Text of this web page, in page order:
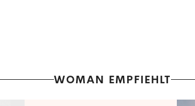
WOMAN EMPFIEHLT